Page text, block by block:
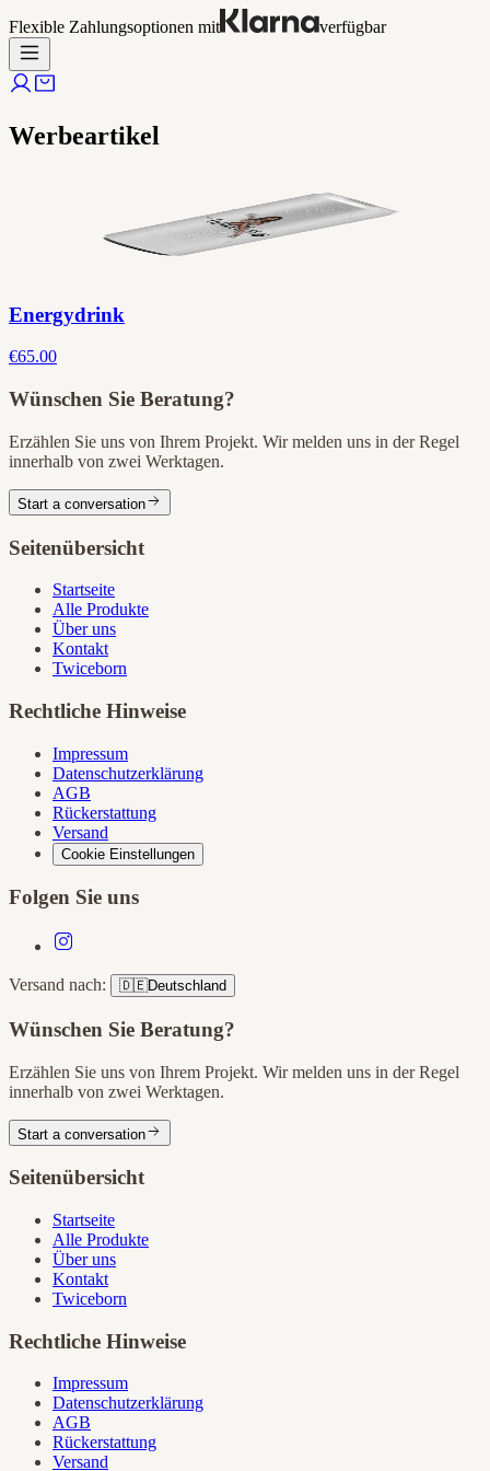
Flexible Zahlungsoptionen mit verfügbar
Werbeartikel
Energydrink
€65.00
Wünschen Sie Beratung?
Erzählen Sie uns von Ihrem Projekt. Wir melden uns in der Regel
innerhalb von zwei Werktagen.
Start a conversation
Seitenübersicht
Startseite
Alle Produkte
Über uns
Kontakt
Twiceborn
Rechtliche Hinweise
Impressum
Datenschutzerklärung
AGB
Rückerstattung
Versand
Cookie Einstellungen
Folgen Sie uns
Versand nach: 🇩🇪Deutschland
Wünschen Sie Beratung?
Erzählen Sie uns von Ihrem Projekt. Wir melden uns in der Regel
innerhalb von zwei Werktagen.
Start a conversation
Seitenübersicht
Startseite
Alle Produkte
Über uns
Kontakt
Twiceborn
Rechtliche Hinweise
Impressum
Datenschutzerklärung
AGB
Rückerstattung
Versand